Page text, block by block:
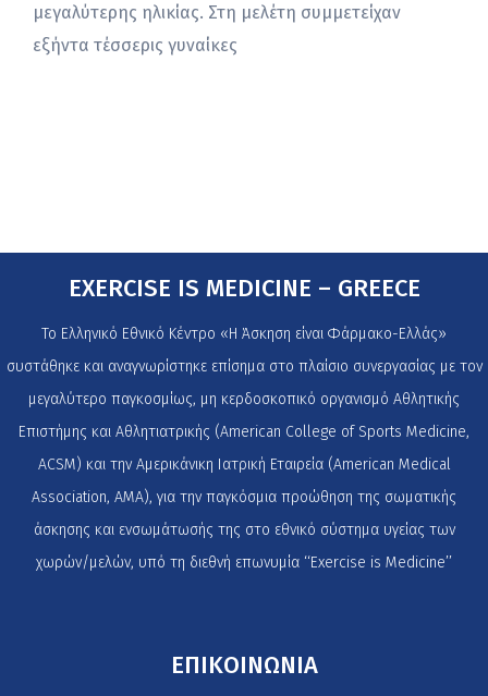
μεγαλύτερης ηλικίας. Στη μελέτη συμμετείχαν
εξήντα τέσσερις γυναίκες
EXERCISE IS MEDICINE – GREECE
Το Ελληνικό Εθνικό Κέντρο «Η Άσκηση είναι Φάρμακο-Ελλάς»
συστάθηκε και αναγνωρίστηκε επίσημα στο πλαίσιο συνεργασίας με τον
μεγαλύτερο παγκοσμίως, μη κερδοσκοπικό οργανισμό Αθλητικής
Επιστήμης και Αθλητιατρικής (American College of Sports Medicine,
ACSM) και την Αμερικάνικη Ιατρική Εταιρεία (American Medical
Association, AMA), για την παγκόσμια προώθηση της σωματικής
άσκησης και ενσωμάτωσής της στο εθνικό σύστημα υγείας των
χωρών/μελών, υπό τη διεθνή επωνυμία ‘‘Exercise is Medicine’’
ΕΠΙΚΟΙΝΩΝΙΑ